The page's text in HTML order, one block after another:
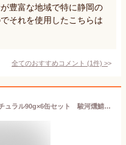
豊富な地域で特に静岡の
それを使用したこちらは
全てのおすすめコメント (1件) >
送料無料 オイルサバディン ナチュラル90g×6缶セット 駿河燻鯖 沼津 かねはちサバ缶 鯖 サバ さば 国産 魚 青魚 缶詰 缶詰め かんづめ 缶 おかず ご飯 具材 ご飯のお供 おとも 酒のあて 酒の肴 つまみ サバ缶ダイエット 味付き 静岡土産 ご当地